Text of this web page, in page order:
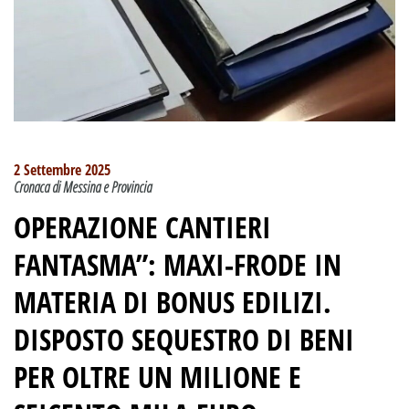
2 Settembre 2025
Cronaca di Messina e Provincia
OPERAZIONE CANTIERI
FANTASMA”: MAXI-FRODE IN
MATERIA DI BONUS EDILIZI.
DISPOSTO SEQUESTRO DI BENI
PER OLTRE UN MILIONE E